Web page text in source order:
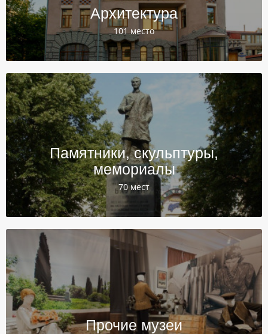
Архитектура
101 место
Памятники, скульптуры,
мемориалы
70 мест
Прочие музеи